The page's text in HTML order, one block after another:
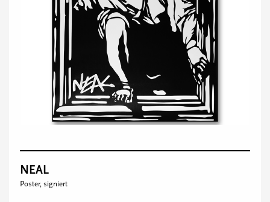
NEAL
Poster, signiert